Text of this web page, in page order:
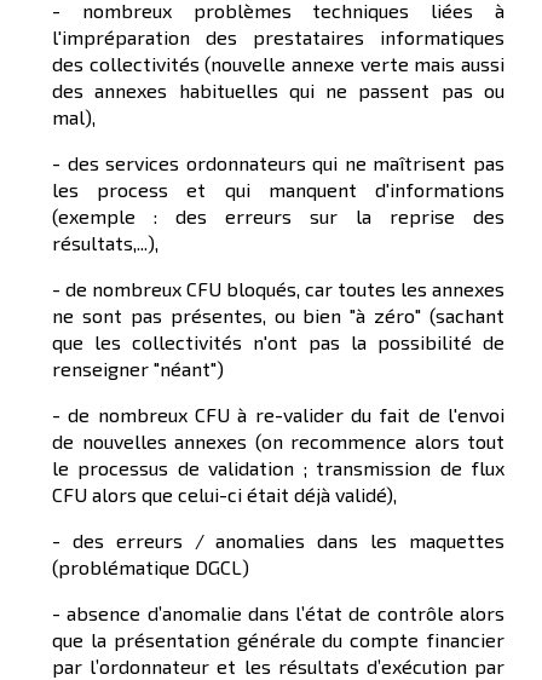
- nombreux problèmes techniques liées à
l'impréparation des prestataires informatiques
des collectivités (nouvelle annexe verte mais aussi
des annexes habituelles qui ne passent pas ou
mal),
- des services ordonnateurs qui ne maîtrisent pas
les process et qui manquent d'informations
(exemple : des erreurs sur la reprise des
résultats,...),
- de nombreux CFU bloqués, car toutes les annexes
ne sont pas présentes, ou bien "à zéro" (sachant
que les collectivités n'ont pas la possibilité de
renseigner "néant")
- de nombreux CFU à re-valider du fait de l'envoi
de nouvelles annexes (on recommence alors tout
le processus de validation ; transmission de flux
CFU alors que celui-ci était déjà validé),
- des erreurs / anomalies dans les maquettes
(problématique DGCL)
- absence d’anomalie dans l’état de contrôle alors
que la présentation générale du compte financier
par l’ordonnateur et les résultats d’exécution par